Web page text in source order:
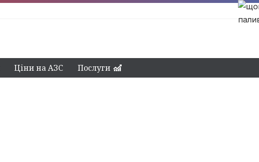
Ціни на АЗС Послуги